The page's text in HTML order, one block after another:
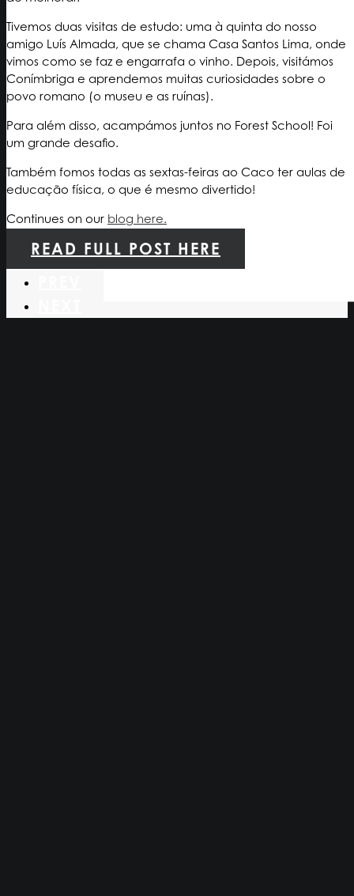
Tivemos duas visitas de estudo: uma à quinta do nosso
amigo Luís Almada, que se chama Casa Santos Lima, onde
vimos como se faz e engarrafa o vinho. Depois, visitámos
Conímbriga e aprendemos muitas curiosidades sobre o
povo romano (o museu e as ruínas).
Para além disso, acampámos juntos no Forest School! Foi
um grande desafio.
Também fomos todas as sextas-feiras ao Caco ter aulas de
educação física, o que é mesmo divertido!
Continues on our blog here.
READ FULL POST HERE